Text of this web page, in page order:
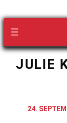
JULIE
24.